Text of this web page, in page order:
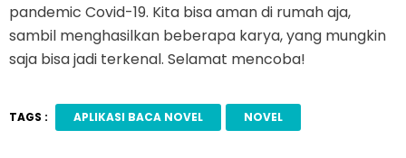
pandemic Covid-19. Kita bisa aman di rumah aja,
sambil menghasilkan beberapa karya, yang mungkin
saja bisa jadi terkenal. Selamat mencoba!
TAGS : APLIKASI BACA NOVEL NOVEL